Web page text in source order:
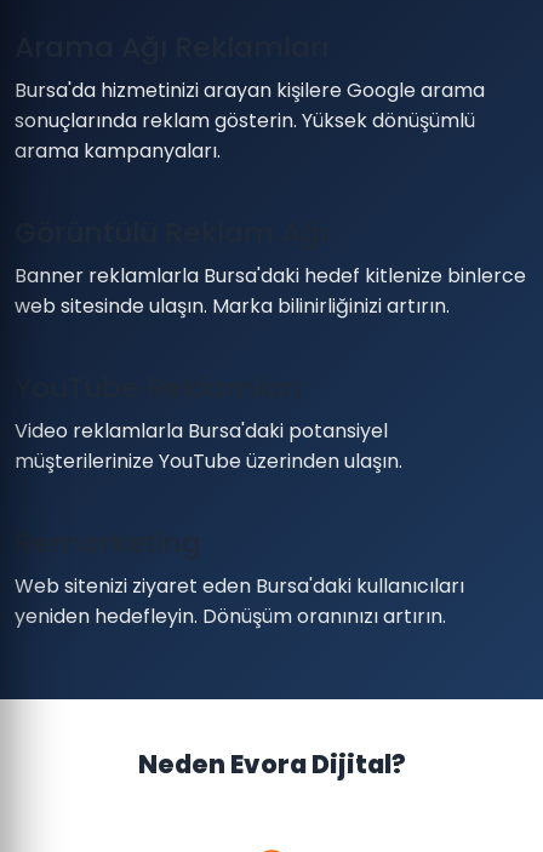
Bursa'da hizmetinizi arayan kişilere Google arama
sonuçlarında reklam gösterin. Yüksek dönüşümlü
arama kampanyaları.
Banner reklamlarla Bursa'daki hedef kitlenize binlerce
web sitesinde ulaşın. Marka bilinirliğinizi artırın.
Video reklamlarla Bursa'daki potansiyel
müşterilerinize YouTube üzerinden ulaşın.
Web sitenizi ziyaret eden Bursa'daki kullanıcıları
yeniden hedefleyin. Dönüşüm oranınızı artırın.
Neden Evora Dijital?